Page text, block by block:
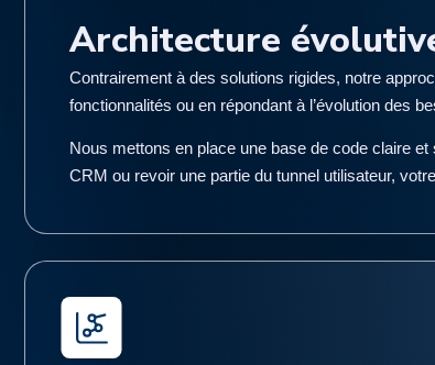
Architecture
Contrairement à des solutions rigides, notre
fonctionnalités ou en répondant à l’évolution des
Nous mettons en place une base de code claire
CRM ou revoir une partie du tunnel utilisateur,